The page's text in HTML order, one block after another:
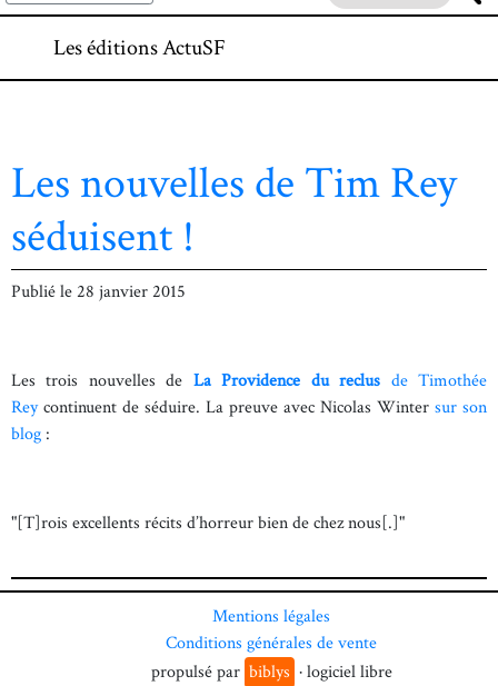
Les éditions ActuSF
Les nouvelles de Tim Rey
séduisent !
Publié le28 janvier 2015
Les trois nouvelles de La Providence du reclus de Timothée
Reycontinuent de séduire. La preuve avec Nicolas Winter sur son
blog :
"[T]rois excellents récits d’horreur bien de chez nous[.]"
Mentions légales
Conditions générales de vente
propulsé par biblys · logiciel libre